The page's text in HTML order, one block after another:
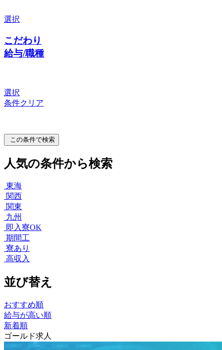
選択
こだわり
給与/職種
選択
条件クリア
この条件で検索
人気の条件から検索
東海
関西
関東
九州
即入寮OK
期間工
寮あり
高収入
並び替え
おすすめ順
給与が高い順
新着順
ゴールド求人